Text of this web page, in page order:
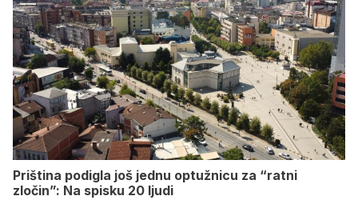
Priština podigla još jednu optužnicu za “ratni
zločin”: Na spisku 20 ljudi